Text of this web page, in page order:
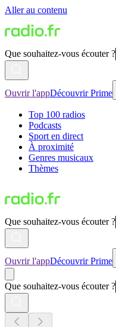
Aller au contenu
Que souhaitez-vous écouter ?
Ouvrir l'appDécouvrir Prime
Top 100 radios
Podcasts
Sport en direct
À proximité
Genres musicaux
Thèmes
Que souhaitez-vous écouter ?
Ouvrir l'appDécouvrir Prime
Que souhaitez-vous écouter ?